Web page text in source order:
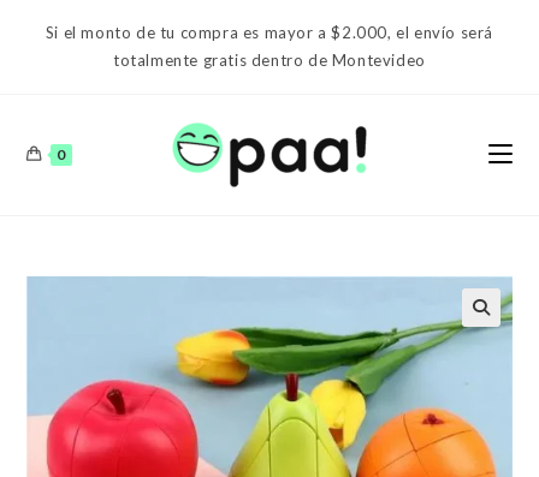
Si el monto de tu compra es mayor a $2.000, el envío será
totalmente gratis dentro de Montevideo
0